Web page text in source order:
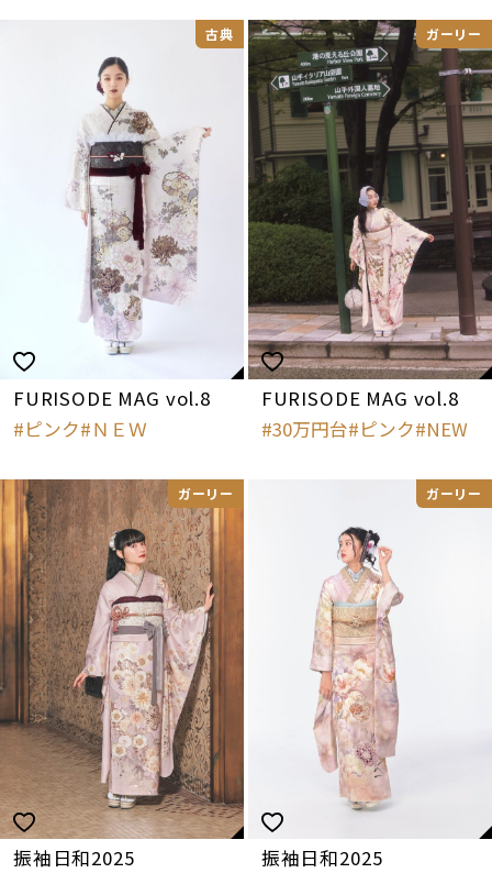
古典
FURISODE MAG vol.8
ピンク
ＮＥＷ
ガーリー
FURISODE MAG vol.8
30万円台 ピンク NEW
ガーリー
振袖日和2025
ガーリー
振袖日和2025